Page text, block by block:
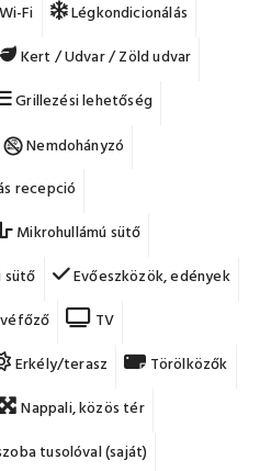
Fi
Légkondicionálás
Kert / Udvar / Zöld udvar
Grillezési lehetőség
Nemdohányzó
recepció
Mikrohullámú sütő
sütő
Evőeszközök, edények
TV
Erkély/terasz
Törölközők
Nappali, közös tér
tusolóval (saját)